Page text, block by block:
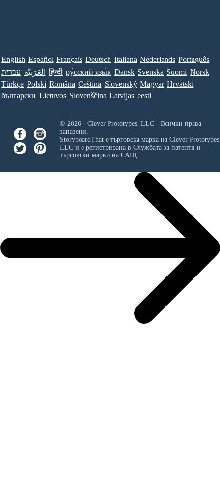
English Español Français Deutsch Italiana Nederlands Português
עברית العَرَبِيَّة हिन्दी ру́сский язы́к Dansk Svenska Suomi Norsk
Türkçe Polski Româna Ceština Slovenský Magyar Hrvatski
български Lietuvos Slovenščina Latvijas eesti
© 2026 - Clever Prototypes, LLC - Всички права
запазени.
StoryboardThat е търговска марка на Clever
LLCи е регистрирана в Службата за патенти и
търговски марки на САЩ